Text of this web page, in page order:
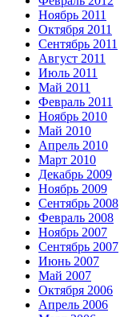
Ноябрь 2011
Октября 2011
Сентябрь 2011
Август 2011
Июль 2011
Май 2011
Февраль 2011
Ноябрь 2010
Май 2010
Апрель 2010
Март 2010
Декабрь 2009
Ноябрь 2009
Сентябрь 2008
Февраль 2008
Ноябрь 2007
Сентябрь 2007
Июнь 2007
Май 2007
Октября 2006
Апрель 2006